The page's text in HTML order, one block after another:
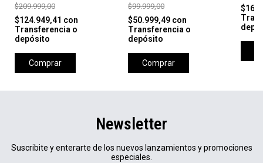
$209.999,00
$124.949,41 con
Transferencia o
depósito
Comprar
$99.999,00
$50.999,49 con
Transferencia o
depósito
Comprar
Newsletter
Suscribite y enterarte de los nuevos lanzamientos y promociones
especiales.